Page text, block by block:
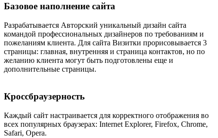
Базовое наполнение сайта
Разрабатывается Авторский уникальный дизайн сайта
командой профессиональных дизайнеров по требованиям и
пожеланиям клиента. Для сайта Визитки прорисовывается 3
страницы: главная, внутренняя и страница контактов, но по
желанию клиента могут быть подготовлены еще и
дополнительные страницы.
Кроссбраузерность
Каждый сайт настраивается для корректного отображения во
всех популярных браузерах: Internet Explorer, Firefox, Chrome,
Safari, Opera.